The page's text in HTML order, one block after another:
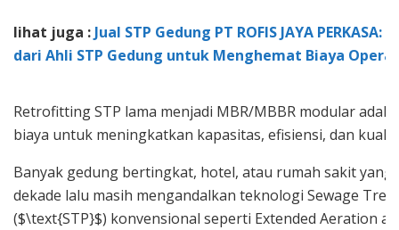
lihat juga : Jual STP Gedung PT ROFIS JAYA PERKASA:
dari Ahli STP Gedung untuk Menghemat Biaya
Retrofitting STP lama menjadi MBR/MBBR modular
biaya untuk meningkatkan kapasitas, efisiensi, dan
Banyak gedung bertingkat, hotel, atau rumah sakit yang
dekade lalu masih mengandalkan teknologi Sewage
($\text{STP}$) konvensional seperti Extended Aeration